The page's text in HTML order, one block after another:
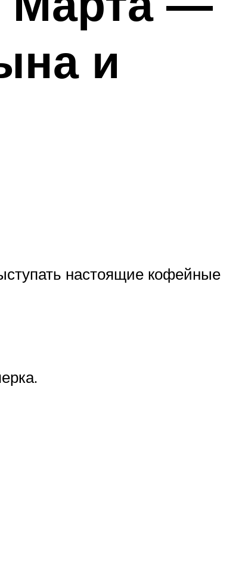
и
настоящие кофейные